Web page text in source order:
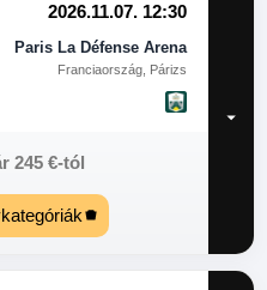
2026.11.07. 12:30
Paris La Défense Arena
Franciaország, Párizs
245 €-tól